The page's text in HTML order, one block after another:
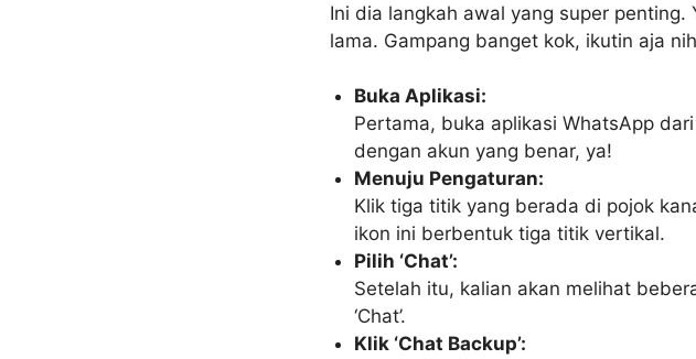
Ini dia langkah awal yang super
lama. Gampang banget kok, ikutin aja
Buka Aplikasi:
Pertama, buka aplikasi WhatsApp
dengan akun yang benar, ya!
Menuju Pengaturan:
Klik tiga titik yang berada di pojok
ikon ini berbentuk tiga titik vertikal.
Pilih ‘Chat’:
Setelah itu, kalian akan melihat
‘Chat’.
Klik ‘Chat Backup’: